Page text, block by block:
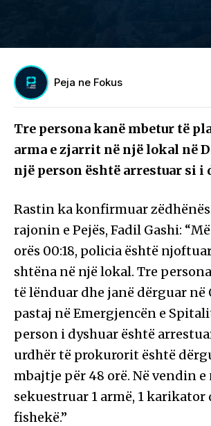
Peja ne Fokus
Tre persona kanë mbetur të
arma e zjarrit në një lokal në
një person është arrestuar si i
Rastin ka konfirmuar
rajonin e Pejës, Fadil Gashi:
orës 00:18, policia është
shtëna në një lokal. Tre
të lënduar dhe janë dërguar në
pastaj në Emergjencën e
person i dyshuar është
urdhër të prokurorit është
mbajtje për 48 orë. Në vendin
sekuestruar 1 armë, 1 karikator
fishekë.”